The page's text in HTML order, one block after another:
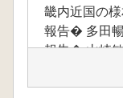
畿内近国の様
報告� 多田暢
報告� 山崎
川倭城の調
報告� 黒田